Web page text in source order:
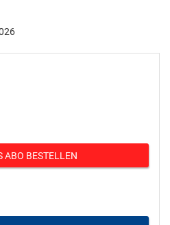
ABO BESTELLEN